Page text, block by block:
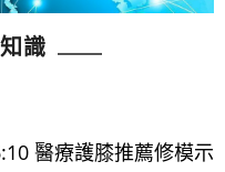
識
醫療護膝推薦修模示